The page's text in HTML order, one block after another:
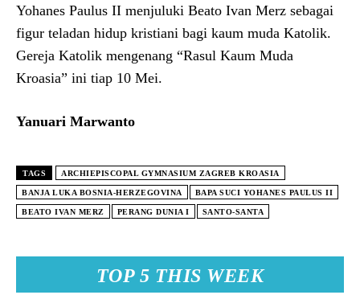
TOP 5 THIS WEEK
Yohanes Paulus II menjuluki Beato Ivan Merz sebagai
figur teladan hidup kristiani bagi kaum muda Katolik.
Gereja Katolik mengenang “Rasul Kaum Muda
Kroasia” ini tiap 10 Mei.
Yanuari Marwanto
TAGS ARCHIEPISCOPAL GYMNASIUM ZAGREB KROASIA
BANJA LUKA BOSNIA-HERZEGOVINA BAPA SUCI YOHANES PAULUS II
BEATO IVAN MERZ PERANG DUNIA I SANTO-SANTA